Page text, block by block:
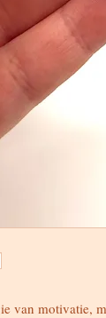
van motivatie,